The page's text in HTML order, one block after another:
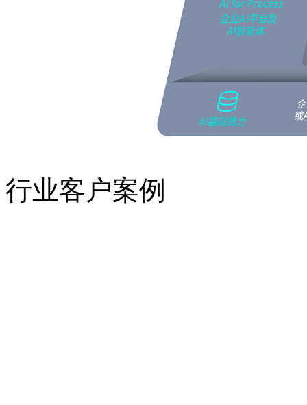
行业客户案例